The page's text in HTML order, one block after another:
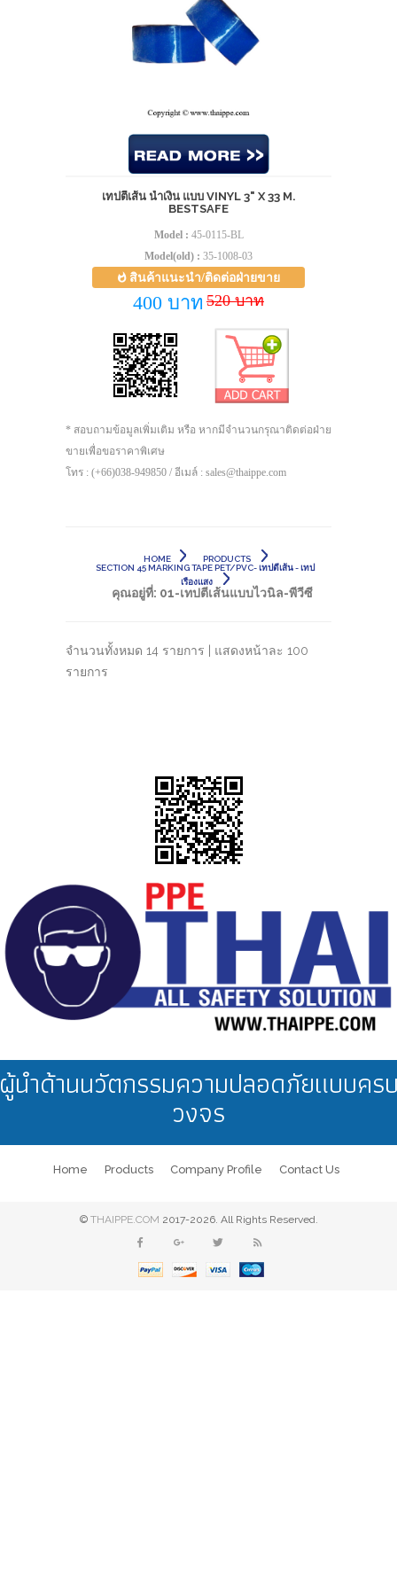
เทปตีเส้น น้ำเงิน แบบ VINYL 3" X 33 M.
BESTSAFE
Model : 45-0115-BL
Model(old) : 35-1008-03
สินค้าแนะนำ/ติดต่อฝ่ายขาย
400 บาท 520 บาท
* สอบถามข้อมูลเพิ่มเติม หรือ หากมีจำนวนกรุณาติดต่อฝ่าย
ขายเพื่อขอราคาพิเศษ
โทร : (+66)038-949850 / อีเมล์ : sales@thaippe.com
HOME
PRODUCTS
SECTION 45 MARKING TAPE PET/PVC- เทปตีเส้น - เทป
เรืองแสง
คุณอยู่ที่: 01-เทปตีเส้นแบบไวนิล-พีวีซี
จำนวนทั้งหมด 14 รายการ | แสดงหน้าละ 100
รายการ
นำด้านนวัตกรรมความปลอดภัยแบบคร
วงจร
Home Products Company Profile Contact Us
© THAIPPE.COM 2017-2026. All Rights Reserved.